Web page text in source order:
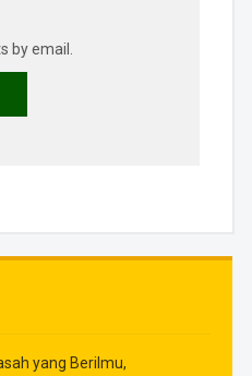
yang Berilmu,
by email.